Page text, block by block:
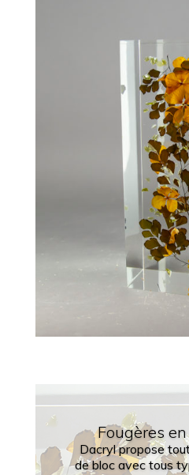
Fougères
Dacryl propose
de bloc avec tous